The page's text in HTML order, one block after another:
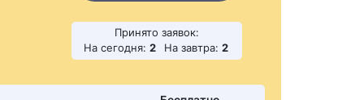
Принято заявок:
На сегодня: 2 На завтра: 2